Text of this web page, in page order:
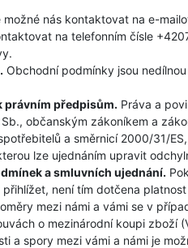
nás kontaktovat na e-
na telefonním čísle
Obchodní podmínky jsou
právním předpisům. Práva a
občanským zákoníkem a
a směrnicí 2000/31/
lze ujednáním upravit
a smluvních ujednání.
není tím dotčena
mezi námi a vámi se v
o mezinárodní koupi zboží
a spory mezi vámi a námi je